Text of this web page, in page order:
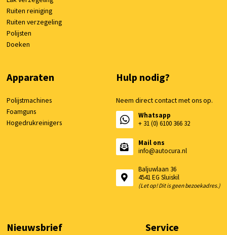
Ruiten reiniging
Ruiten verzegeling
Polijsten
Doeken
Apparaten
Polijstmachines
Foamguns
Hogedrukreinigers
Hulp nodig?
Neem direct contact met ons op.
Whatsapp
+ 31 (0) 6100 366 32
Mail ons
info@autocura.nl
Baljuwlaan 36
4541 EG Sluiskil
(Let op! Dit is geen bezoekadres.)
Nieuwsbrief Service